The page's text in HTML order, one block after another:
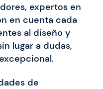
expertos en
en cuenta cada
al diseño y
lugar a dudas,
de